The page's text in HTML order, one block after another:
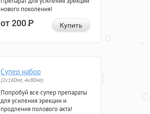
нового поколения!
от 200Р Купить
Супер набор
(2х160мг, 4х80мг)
Попробуй все супер препараты
для усиления эрекции и
продления полового акта!